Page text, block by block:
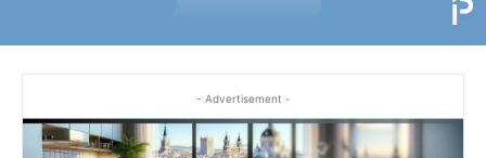
- Advertisement -